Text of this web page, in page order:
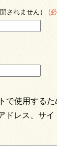
されません） (
で使用する
ドレス、サイ